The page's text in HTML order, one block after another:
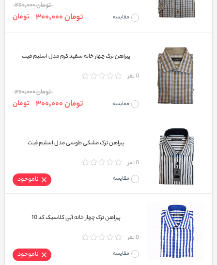
مقایسه
تومان 460,000
تومان 300,000 تومان
پیراهن ترک چهار خانه سفید کرم مدل اسلیم فیت
0 نفر
مقایسه
تومان 460,000
تومان 300,000 تومان
پیراهن ترک مشکی طوسی مدل اسلیم فیت
0 نفر
مقایسه ناموجود
پیراهن ترک چهار خانه آبی کلاسیک کد 10
0 نفر
مقایسه ناموجود